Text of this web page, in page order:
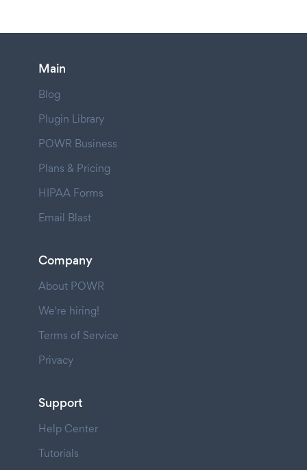
Main
Blog
Plugin Library
POWR Business
Plans & Pricing
HIPAA Forms
Email Blast
Company
About POWR
We're hiring!
Terms of Service
Privacy
Support
Help Center
Tutorials